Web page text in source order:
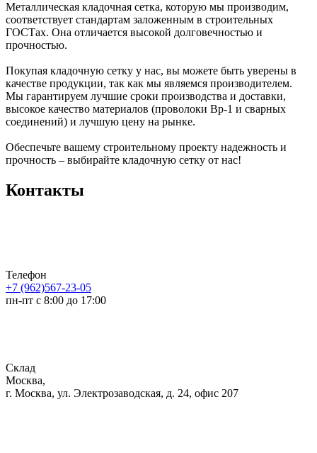
Металлическая кладочная сетка, которую мы производим,
соответствует стандартам заложенным в строительных
ГОСТах. Она отличается высокой долговечностью и
прочностью.
Покупая кладочную сетку у нас, вы можете быть уверены в
качестве продукции, так как мы являемся производителем.
Мы гарантируем лучшие сроки производства и доставки,
высокое качество материалов (проволоки Вр-1 и сварных
соединений) и лучшую цену на рынке.
Обеспечьте вашему строительному проекту надежность и
прочность – выбирайте кладочную сетку от нас!
Контакты
Телефон
+7 (962)567-23-05
пн-пт с 8:00 до 17:00
Склад
Москва,
г. Москва, ул. Электрозаводская, д. 24, офис 207